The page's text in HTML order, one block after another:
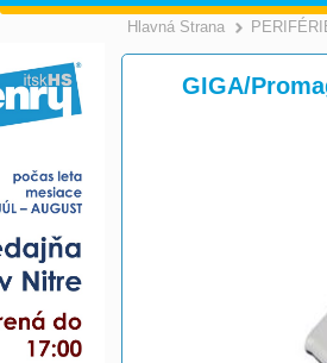
Hlavná Strana
GIGA/